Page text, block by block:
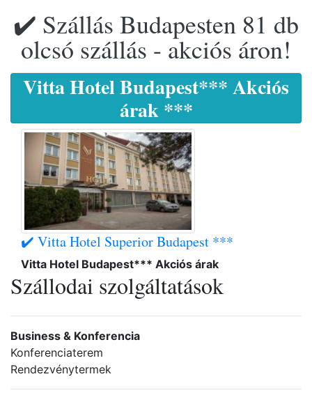
✔️ Szállás Budapesten 81 db
olcsó szállás - akciós áron!
Vitta Hotel Budapest*** Akciós
árak ***
✔️ Vitta Hotel Superior Budapest ***
Vitta Hotel Budapest*** Akciós árak
Szállodai szolgáltatások
Business & Konferencia
Konferenciaterem
Rendezvénytermek